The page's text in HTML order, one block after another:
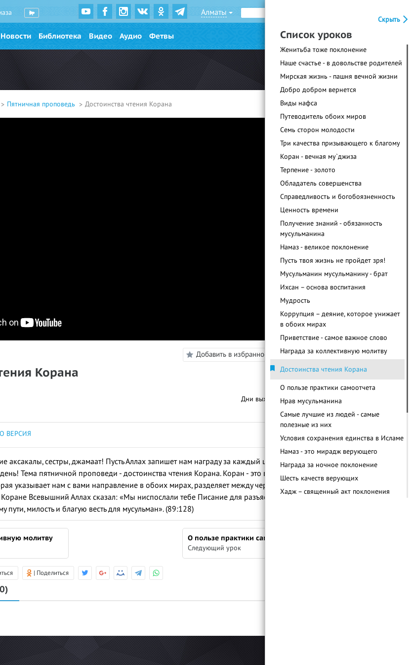
Алматы
Новости Библиотека Видео Аудио Фетвы Войти | Регистрация
Пятничная проповедь Достоинства чтения Корана
Добавить в избранное Режим просмотра
Корана
Дни выхода уроков: Пятница
в
ВЕРСИЯ
аксакалы, сестры, джамаат! Пусть Аллах запишет нам награду за каждый шаг в мечеть в
Тема пятничной проповеди - достоинства чтения Корана. Коран - это вечная муджиза. Это
указывает нам с вами направление в обоих мирах, разделяет между черным и белым,
Всевышний Аллах сказал: «Мы ниспослали тебе Писание для разъяснения всякой вещи,
пути, милость и благую весть для мусульман». (89:128)
молитву
О пользе практики самоотчета
Следующий урок
| Поделиться
Скрыть
Список уроков
Женитьба тоже поклонение
Наше счастье - в довольстве родителей
Мирская жизнь - пашня вечной жизни
Добро добром вернется
Виды нафса
Путеводитель обоих миров
Семь сторон молодости
Три качества призывающего к благому
Коран - вечная му`джиза
Терпение - золото
Обладатель совершенства
Справедливость и богобоязненность
Ценность времени
Получение знаний - обязанность
мусульманина
Намаз - великое поклонение
Пусть твоя жизнь не пройдет зря!
Мусульманин мусульманину - брат
Ихсан – основа воспитания
Мудрость
Коррупция – деяние, которое унижает
в обоих мирах
Приветствие - самое важное слово
Награда за коллективную молитву
Достоинства чтения Корана
О пользе практики самоотчета
Нрав мусульманина
Самые лучшие из людей - самые
полезные из них
Условия сохранения единства в Исламе
Намаз - это мирадж верующего
Награда за ночное поклонение
Шесть качеств верующих
Хадж – священный акт поклонения